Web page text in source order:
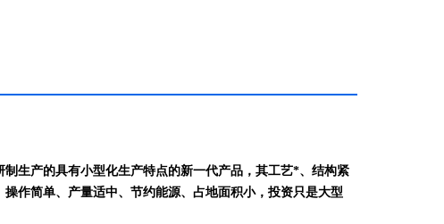
生产的具有小型化生产特点的新一代产品，其工艺*、结构紧
作简单、产量适中、节约能源、占地面积小，投资只是大型